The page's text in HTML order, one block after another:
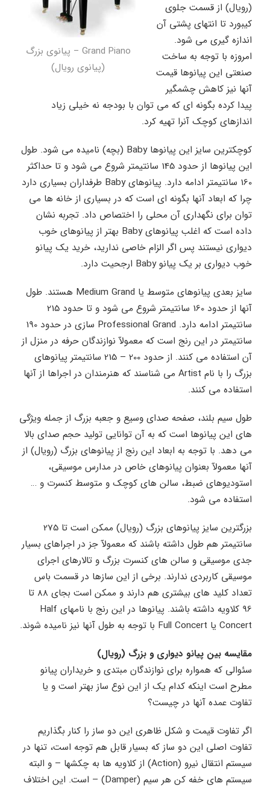
Grand Piano – پیانوی بزرگ
(پیانوی رویال)
(رویال) از قسمت جلوی
کیبورد تا انتهای پشتی آن
اندازه گیری می شود.
امروزه با توجه به ساخت
صنعتی این پیانوها قیمت
آنها نیز کاهش چشمگیر
پیدا کرده بگونه ای که می توان با بودجه نه خیلی زیاد
اندازهای کوچک آنرا تهیه کرد.
کوچکترین سایز این پیانوها Baby (بچه) نامیده می شود. طول
این پیانوها از حدود 145 سانتیمتر شروع می شود و تا حداکثر
160 سانتیمتر ادامه دارد. پیانوهای Baby طرفداران بسیاری دارد
چرا که ابعاد آنها بگونه ای است که در بسیاری از خانه ها می
توان برای نگهداری آن محلی را اختصاص داد. تجربه نشان
داده است که اغلب پیانوهای Baby بهتر از پیانوهای خوب
دیواری نیستند پس اگر الزام خاصی ندارید، خرید یک پیانو
خوب دیواری بر یک پیانو Baby ارجحیت دارد.
سایز بعدی پیانوهای متوسط یا Medium Grand هستند. طول
آنها از حدود 160 سانتیمتر شروع می شود و تا حدود 215
سانتیمتر ادامه دارد. Professional Grand سازی در حدود 190
سانتیمتر در این رنج است که معمولآ نوازندگان حرفه در منزل از
آن استفاده می کنند. از حدود 200 – 215 سانتیمتر پیانوهای
بزرگ را با نام Artist می شناسند که هنرمندان در اجراها از آنها
استفاده می کنند.
طول سیم بلند، صفحه صدای وسیع و جعبه بزرگ از جمله ویژگی
های این پیانوها است که به آن توانایی تولید حجم صدای بالا
می دهد. با توجه به ابعاد این رنج از پیانوهای بزرگ (رویال) از
آنها معمولآ بعنوان پیانوهای خاص در مدارس موسیقی،
استودیوهای ضبط، سالن های کوچک و متوسط کنسرت و …
استفاده می شود.
بزرگترین سایز پیانوهای بزرگ (رویال) ممکن است تا 275
سانتیمتر هم طول داشته باشند که معمولآ جز در اجراهای بسیار
جدی موسیقی و سالن های کنسرت بزرگ و تالارهای اجرای
موسیقی کاربردی ندارند. برخی از این سازها در قسمت باس
تعداد کلید های بیشتری هم دارند و ممکن است بجای 88 تا
96 کلاویه داشته باشند. پیانوها در این رنج با نامهای Half
Concert یا Full Concert با توجه به طول آنها نیز نامیده شوند.
مقایسه بین پیانو دیواری و بزرگ (رویال)
سئوالی که همواره برای نوازندگان مبتدی و خریداران پیانو
مطرح است اینکه کدام یک از این نوع ساز بهتر است و یا
تفاوت عمده آنها در چیست؟
اگر تفاوت قیمت و شکل ظاهری این دو ساز را کنار بگذاریم
تفاوت اصلی این دو ساز که بسیار قابل هم توجه است، تنها در
سیستم انتقال نیرو (Action) از کلاویه ها به چکشها – و البته
سیستم های خفه کن هر سیم (Damper) – است. این اختلاف